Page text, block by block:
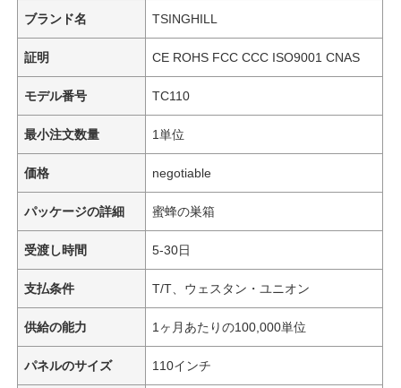
ブランド名 TSINGHILL
証明 CE ROHS FCC CCC ISO9001 CNAS
モデル番号 TC110
最小注文数量 1単位
価格 negotiable
パッケージの詳細 蜜蜂の巣箱
受渡し時間 5-30日
支払条件 T/T、ウェスタン・ユニオン
供給の能力 1ヶ月あたりの100,000単位
パネルのサイズ 110インチ